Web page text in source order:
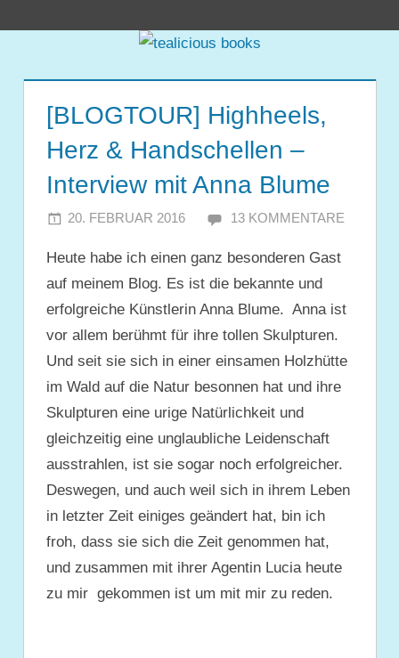
tealicious
books
[BLOGTOUR] Highheels,
Herz & Handschellen –
Interview mit Anna Blume
20. FEBRUAR 2016 JULIA
13 KOMMENTARE
Heute habe ich einen ganz besonderen Gast
auf meinem Blog. Es ist die bekannte und
erfolgreiche Künstlerin Anna Blume. Anna ist
vor allem berühmt für ihre tollen Skulpturen.
Und seit sie sich in einer einsamen Holzhütte
im Wald auf die Natur besonnen hat und ihre
Skulpturen eine urige Natürlichkeit und
gleichzeitig eine unglaubliche Leidenschaft
ausstrahlen, ist sie sogar noch erfolgreicher.
Deswegen, und auch weil sich in ihrem Leben
in letzter Zeit einiges geändert hat, bin ich
froh, dass sie sich die Zeit genommen hat,
und zusammen mit ihrer Agentin Lucia heute
zu mir gekommen ist um mit mir zu reden.